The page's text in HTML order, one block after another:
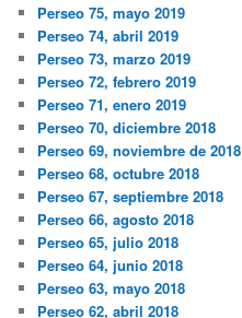
Perseo 75, mayo 2019
Perseo 74, abril 2019
Perseo 73, marzo 2019
Perseo 72, febrero 2019
Perseo 71, enero 2019
Perseo 70, diciembre 2018
Perseo 69, noviembre de 2018
Perseo 68, octubre 2018
Perseo 67, septiembre 2018
Perseo 66, agosto 2018
Perseo 65, julio 2018
Perseo 64, junio 2018
Perseo 63, mayo 2018
Perseo 62, abril 2018